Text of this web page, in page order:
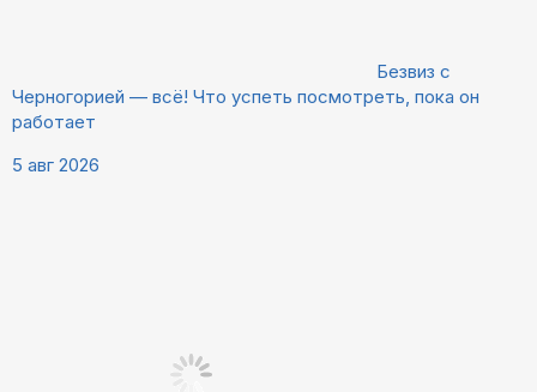
Безвиз с
Черногорией — всё! Что успеть посмотреть, пока он
работает
5 авг 2026